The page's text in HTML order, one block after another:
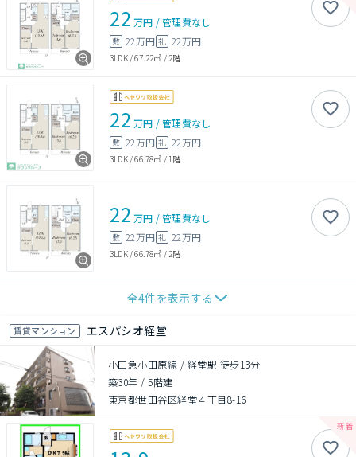
22 万円 /管理費なし
敷 22万円 礼 22万円
3LDK/67.22㎡ /2階
22 万円 /管理費なし
敷 22万円 礼 22万円
3LDK/66.78㎡ /1階
22 万円 /管理費なし
敷 22万円 礼 22万円
3LDK/66.78㎡ / 2階
全4件を表示する
賃貸マンション エスパシオ経堂
小田急小田原線 / 経堂駅 徒歩13分
築30年 /5階建
東京都世田谷区経堂４丁目8-16